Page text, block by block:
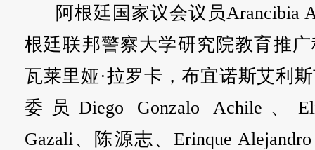
阿根廷国家议会议员Arancibia
根廷联邦警察大学研究院教育推
瓦莱里娅·拉罗卡，布宜诺斯艾利
委员Diego Gonzalo Achile、
Gazali、陈源志、Erinque